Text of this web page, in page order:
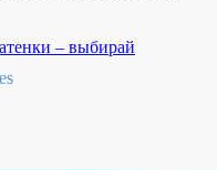
– выбирай